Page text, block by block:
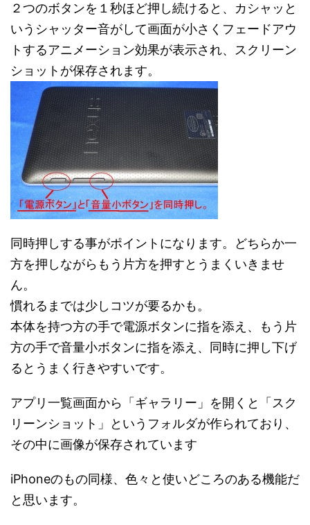
２つのボタンを１秒ほど押し続けると、カシャッと
いうシャッター音がして画面が小さくフェードアウ
トするアニメーション効果が表示され、スクリーン
ショットが保存されます。
同時押しする事がポイントになります。どちらか一
方を押しながらもう片方を押すとうまくいきませ
ん。
慣れるまでは少しコツが要るかも。
本体を持つ方の手で電源ボタンに指を添え、もう片
方の手で音量小ボタンに指を添え、同時に押し下げ
るとうまく行きやすいです。
アプリ一覧画面から「ギャラリー」を開くと「スク
リーンショット」というフォルダが作られており、
その中に画像が保存されています
iPhoneのもの同様、色々と使いどころのある機能だ
と思います。